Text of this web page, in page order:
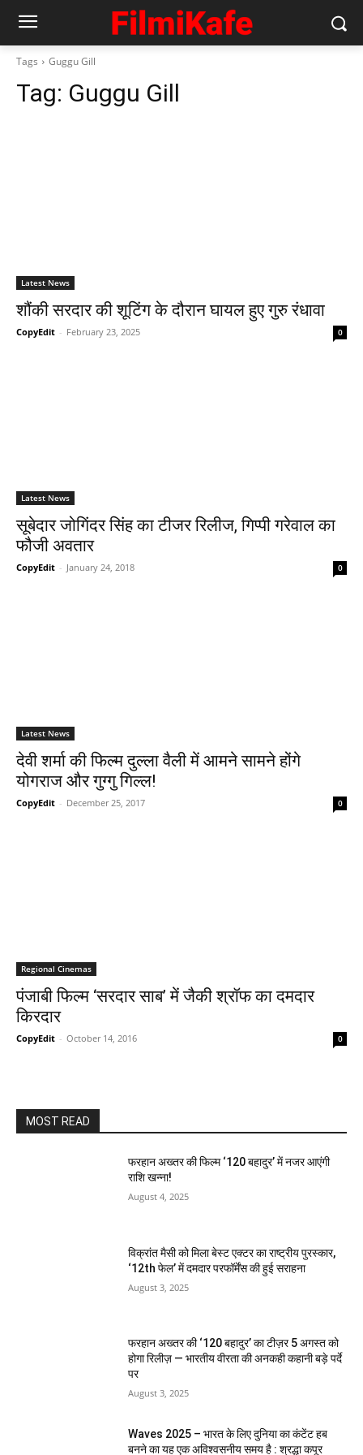
Tags Guggu Gill
Tag: Guggu Gill
Latest News
शौंकी सरदार की शूटिंग के दौरान घायल हुए गुरु रंधावा
CopyEdit - February 23, 2025 0
Latest News
सूबेदार जोगिंदर सिंह का टीजर रिलीज, गिप्पी गरेवाल का
फौजी अवतार
CopyEdit - January 24, 2018 0
Latest News
देवी शर्मा की फिल्म दुल्ला वैली में आमने सामने होंगे
योगराज और गुग्गु गिल्ल!
CopyEdit - December 25, 2017 0
Regional Cinemas
पंजाबी फिल्‍म ‘सरदार साब’ में जैकी श्रॉफ का दमदार
किरदार
CopyEdit - October 14, 2016 0
MOST READ
फरहान अख्तर की फिल्म ‘120 बहादुर’ में नजर आएंगी
राशि खन्ना!
August 4, 2025
विक्रांत मैसी को मिला बेस्ट एक्टर का राष्ट्रीय पुरस्कार,
‘12th फेल’ में दमदार परफॉर्मेंस की हुई सराहना
August 3, 2025
फरहान अख्तर की ‘120 बहादुर’ का टीज़र 5 अगस्त को
होगा रिलीज़ — भारतीय वीरता की अनकही कहानी बड़े पर्दे
पर
August 3, 2025
Waves 2025 – भारत के लिए दुनिया का कंटेंट हब
बनने का यह एक अविश्वसनीय समय है : श्रद्धा कपूर